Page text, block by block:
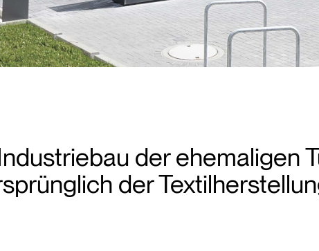
der ehemaligen
der